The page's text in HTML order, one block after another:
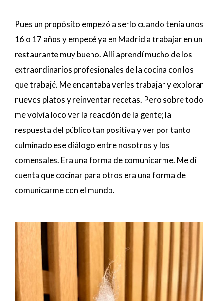
Pues un propósito empezó a serlo cuando tenía unos
16 o 17 años y empecé ya en Madrid a trabajar en un
restaurante muy bueno. Allí aprendí mucho de los
extraordinarios profesionales de la cocina con los
que trabajé. Me encantaba verles trabajar y explorar
nuevos platos y reinventar recetas. Pero sobre todo
me volvía loco ver la reacción de la gente; la
respuesta del público tan positiva y ver por tanto
culminado ese diálogo entre nosotros y los
comensales. Era una forma de comunicarme. Me di
cuenta que cocinar para otros era una forma de
comunicarme con el mundo.